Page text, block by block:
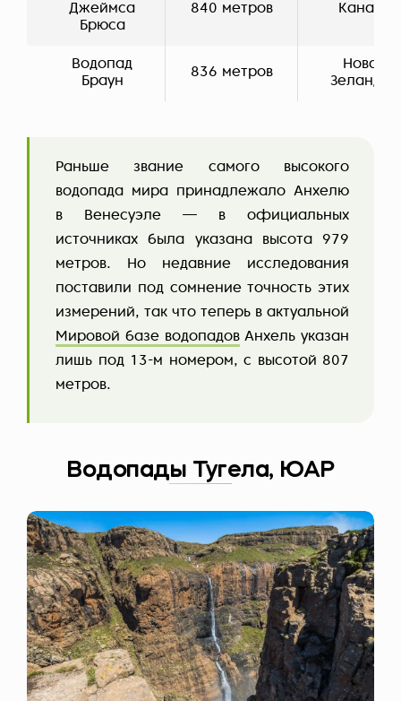
Джеймса
Брюса
840 метров Канада
Водопад
Браун
836 метров
Новая
Зеландия
Раньше звание самого высокого
водопада мира принадлежало Анхелю
в Венесуэле — в официальных
источниках была указана высота 979
метров. Но недавние исследования
поставили под сомнение точность этих
измерений, так что теперь в актуальной
Мировой базе водопадовАнхель указан
лишь под 13-м номером, с высотой 807
метров.
Водопады Тугела, ЮАР